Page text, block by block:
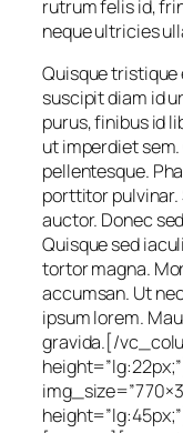
rutrum felis id,
neque ultricies
Quisque tristique
suscipit diam id
purus, finibus id
ut imperdiet
pellentesque.
porttitor
auctor. Donec
Quisque sed
tortor magna.
accumsan. Ut
ipsum lorem.
gravida.[/